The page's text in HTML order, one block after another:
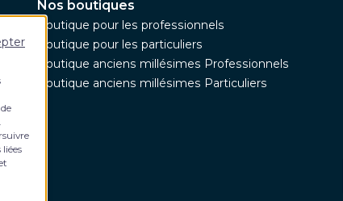
Nos boutiques
Boutique pour les professionnels
Boutique pour les particuliers
Boutique anciens millésimes Professionnels
Boutique anciens millésimes Particuliers